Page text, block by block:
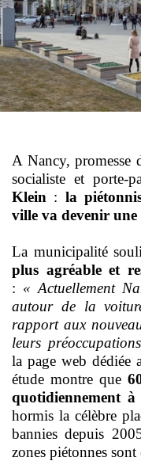
A Nancy, promesse
socialiste et porte-
Klein : la
ville va devenir une
La municipalité
plus agréable et
: « Actuellement
autour de la
rapport aux
leurs
lapage web dédiée
étude montre que
quotidiennement
hormis la célèbre
bannies depuis
zones piétonnes sont